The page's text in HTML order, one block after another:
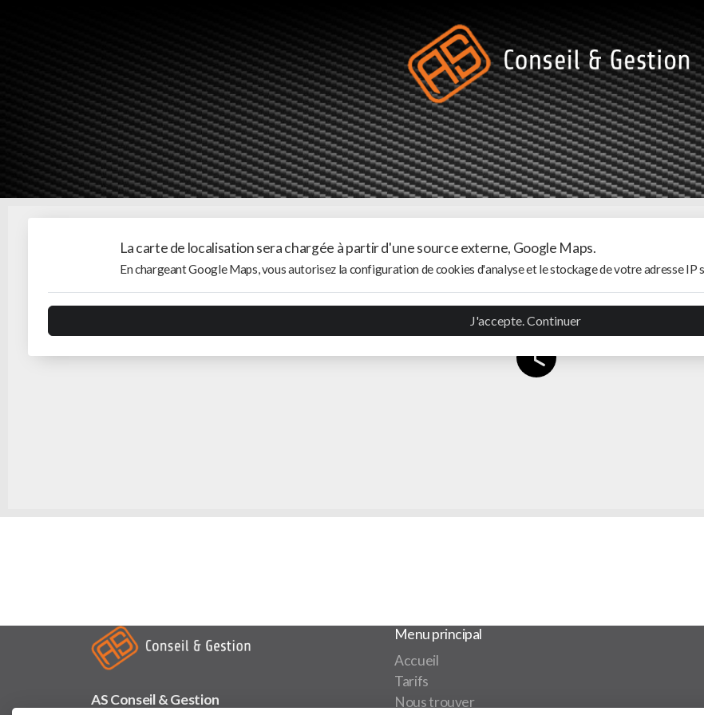
La carte de localisation sera chargée à partir d'une source externe, Google Maps.
En chargeant Google Maps, vous autorisez la configuration de cookies d'analyse et le stockage de votre adresse IP
J'accepte. Continuer
AS Conseil & Gestion
Menu principal
Accueil
Tarifs
Nous trouver